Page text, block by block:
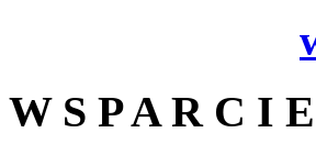
W S P A R C I E